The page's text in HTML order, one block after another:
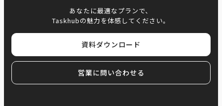
あなたに最適なプランで、
Taskhubの魅力を体感してください。
資料ダウンロード
営業に問い合わせる